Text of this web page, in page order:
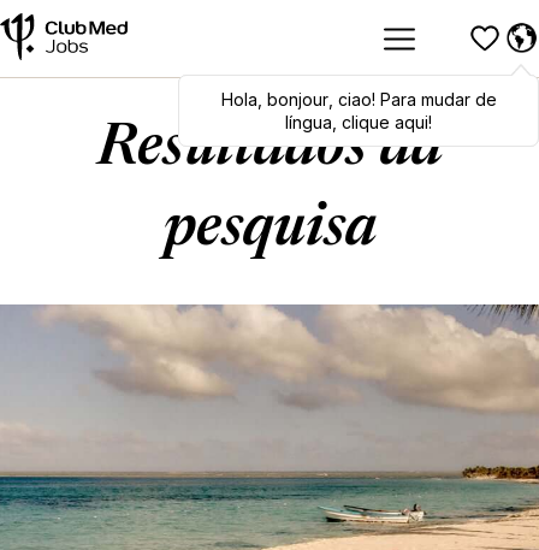
Hola,bonjour,ciao! To switch
languages, click here!
Hola bonjour, ciao! Para mudar de
língua, clique aqui!
Resultados da
pesquisa